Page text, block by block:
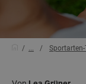
...